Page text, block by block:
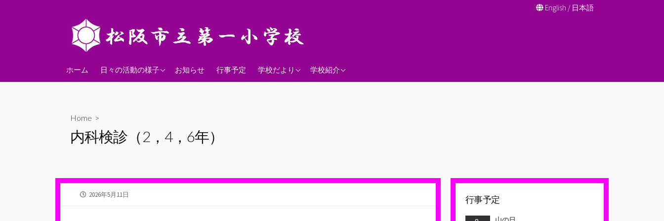
ス
English / 日本語
ホーム 日々の活動の様子
2026年度
お知らせ 行事予定 学校だより
2026年度 学校紹介
学校経営方針
Home >
内科検診（2，4，6年）
公
2026年5月11日 行事予定